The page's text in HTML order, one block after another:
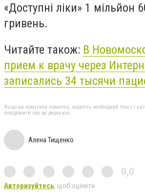
«Доступні ліки» 1 мільйон
гривень.
Читайте також: В
прием к врачу через
записались 34 тысячи
Якщо ви помітили помилку, виділіть необхідний текст і
повідомити про це редакцію
Алена Тищенко
0,0
Авторизуйтесь, щоб оцінити